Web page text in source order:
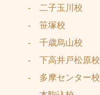
- 二子玉川校
- 笹塚校
- 千歳烏山校
- 下高井戸松原校
- 多摩センター校